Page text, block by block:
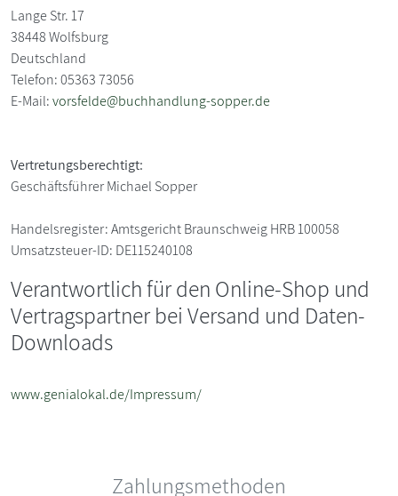
Lange Str. 17
38448Wolfsburg
Deutschland
Telefon: 05363 73056
E-Mail:vorsfelde@buchhandlung-sopper.de
Vertretungsberechtigt:
Geschäftsführer Michael Sopper
Handelsregister:Amtsgericht Braunschweig HRB 100058
Umsatzsteuer-ID: DE115240108
Verantwortlich für den Online-Shop und
Vertragspartner bei Versand und Daten-
Downloads
www.genialokal.de/Impressum/
Zahlungsmethoden